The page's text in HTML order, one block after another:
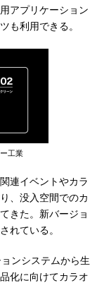
アプリケーション
も利用できる。
工業
連イベントやカラ
、没入空間でのカ
きた。新バージョ
れている。
ンシステムから生
化に向けてカラオ